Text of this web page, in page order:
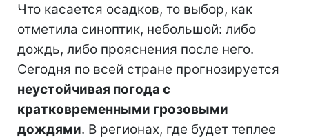
Что касается осадков, то выбор, как
отметила синоптик, небольшой: либо
дождь, либо прояснения после него.
Сегодня по всей стране прогнозируется
неустойчивая погода с
кратковременными грозовыми
дождями. В регионах, где будет теплее